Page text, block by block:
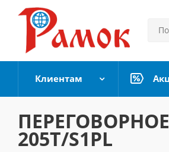
Клиентам
205T/S1PL